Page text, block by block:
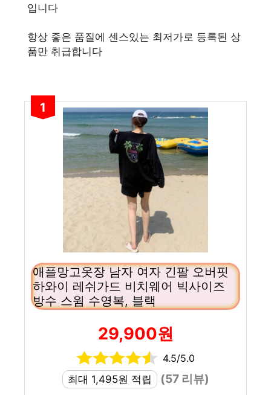
입니다
항상 좋은 품질에 센스있는 최저가로 등록된 상
품만 취급합니다
1
애플망고옷장 남자 여자 긴팔 오버핏
하와이 레쉬가드 비치웨어 빅사이즈
방수 스윔 수영복, 블랙
29,900원
4.5/5.0
최대 1,495원 적립
(57 리뷰)